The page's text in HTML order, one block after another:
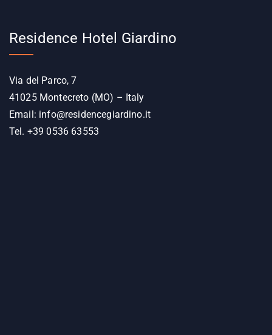
Residence Hotel Giardino
Via del Parco, 7
41025 Montecreto (MO) – Italy
Email: info@residencegiardino.it
Tel. +39 0536 63553